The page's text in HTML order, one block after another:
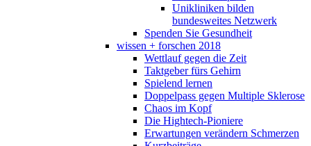
Unikliniken bilden
bundesweites Netzwerk
Spenden Sie Gesundheit
wissen + forschen 2018
Wettlauf gegen die Zeit
Taktgeber fürs Gehirn
Spielend lernen
Doppelpass gegen Multiple Sklerose
Chaos im Kopf
Die Hightech-Pioniere
Erwartungen verändern Schmerzen